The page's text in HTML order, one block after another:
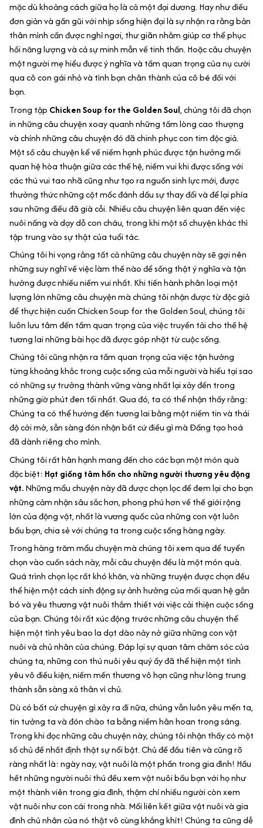
mặc dù khoảng cách giữa họ là cả một đại dương. Hay như điều
đơn giản và gần gũi với nhịp sống hiện đại là sự nhận ra rằng bản
thân mình cần được nghỉ ngơi, thư giãn nhằm giúp cơ thể phục
hồi năng lượng và cả sự minh mẫn về tinh thần. Hoặc câu chuyện
một người mẹ hiểu được ý nghĩa và tầm quan trọng của nụ cười
qua cô con gái nhỏ và tình bạn chân thành của cô bé đối với
bạn.
Trong tập Chicken Soup for the Golden Soul, chúng tôi đã chọn
in những câu chuyện xoay quanh những tấm lòng cao thượng
và chính những câu chuyện đó đã chinh phục con tim độc giả.
Một số câu chuyện kể về niềm hạnh phúc được tận hưởng mối
quan hệ hòa thuận giữa các thế hệ, niềm vui khi được sống với
các thú vui tao nhã cũng như tạo ra nguồn sinh lực mới, được
thưởng thức những cột mốc đánh dấu sự thay đổi và để lại phía
sau những điều đã già cỗi. Nhiều câu chuyện liên quan đến việc
nuôi nấng và dạy dỗ con cháu, trong khi một số chuyện khác thì
tập trung vào sự thật của tuổi tác.
Chúng tôi hi vọng rằng tất cả những câu chuyện này sẽ gợi nên
những suy nghĩ về việc làm thế nào để sống thật ý nghĩa và tận
hưởng được nhiều niềm vui nhất. Khi tiến hành phân loại một
lượng lớn những câu chuyện mà chúng tôi nhận được từ độc giả
để thực hiện cuốn Chicken Soup for the Golden Soul, chúng tôi
luôn lưu tâm đến tầm quan trọng của việc truyền tải cho thế hệ
tương lai những bài học đã được góp nhặt từ cuộc sống.
Chúng tôi cũng nhận ra tầm quan trọng của việc tận hưởng
từng khoảng khắc trong cuộc sống của mỗi người và hiểu tại sao
có những sự trưởng thành vững vàng nhất lại xảy đến trong
những giờ phút đen tối nhất. Qua đó, ta có thể nhận thấy rằng:
Chúng ta có thể hướng đến tương lai bằng một niềm tin và thái
độ cởi mở, sẵn sàng đón nhận bất cứ điều gì mà Đấng tạo hoá
đã dành riêng cho mình.
Chúng tôi rất hân hạnh mang đến cho các bạn một món quà
đặc biệt: Hạt giống tâm hồn cho những người thương yêu động
vật.Những mẩu chuyện này đã được chọn lọc để đem lại cho bạn
những cảm nhận sâu sắc hơn, phong phú hơn về thế giới rộng
lớn của động vật, nhất là vương quốc của những con vật luôn
bầu bạn, chia sẻ với chúng ta trong cuộc sống hàng ngày.
Trong hàng trăm mẩu chuyện mà chúng tôi xem qua để tuyển
chọn vào cuốn sách này, mỗi câu chuyện đều là một món quà.
Quá trình chọn lọc rất khó khăn, và những truyện được chọn đều
thể hiện một cách sinh động sự ảnh hưởng của mối quan hệ gắn
bó và yêu thương vật nuôi thắm thiết với việc cải thiện cuộc sống
của bạn. Chúng tôi rất xúc động trước những câu chuyện thể
hiện một tình yêu bao la dạt dào nảy nở giữa những con vật
nuôi và chủ nhân của chúng. Đáp lại sự quan tâm chăm sóc của
chúng ta, những con thú nuôi yêu quý ấy đã thể hiện một tình
yêu vô điều kiện, niềm mến thương vô hạn cũng như lòng trung
thành sẵn sàng xả thân vì chủ.
Dù có bất cứ chuyện gì xảy ra đi nữa, chúng vẫn luôn yêu mến ta,
tin tưởng ta và đón chào ta bằng niềm hân hoan trong sáng.
Trong khi đọc những câu chuyện này, chúng tôi nhận thấy có một
số chủ đề nhất định thật sự nổi bật. Chủ đề đầu tiên và cũng rõ
ràng nhất là: ngày nay, vật nuôi là một phần trong gia đình! Hầu
hết những người nuôi thú đều xem vật nuôi bầu bạn với họ như
một thành viên trong gia đình, thậm chí nhiều người còn xem
vật nuôi như con cái trong nhà. Mối liên kết giữa vật nuôi và gia
đình chủ nhân của nó thật vô cùng khắng khít! Chúng ta cũng dễ